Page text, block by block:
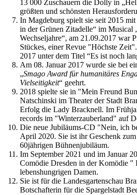
13 000 Zuschauern die Dolly in
größten und schönsten
In Magdeburg spielt sie seit 2015
in der Grünen Zitadelle“ im Musical
Wechseljahre“, am 21.09.2017 war
Stückes, einer Revue "Höchste
2017 unter dem Titel “Es ist noch
Am 08. Januar 2017 wurde sie bei
„Smago Award für humanitäres
Vielseitigkeit“ geehrt.
2018 spielte sie in "Mein Freund
Natschinski im Theater der Stadt
Erfolg die Lady Bracknell. Im
records im "Winterzauberland" auf
Die neue Jubiläums-CD "Nein, ich
April 2020. Sie ist ihr Geschenk
60jährigen Bühnenjubiläum.
Im September 2021 und im Januar
Comödie Dresden in der Komödie "
lebenshungrigen Damen.
Sie ist für die Landesgartenschau
Botschafterin für die Spargelstadt